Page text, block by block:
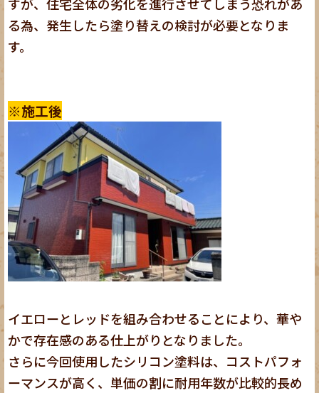
る為、発生したら塗り替えの検討が必要となりま
す。
※施工後
イエローとレッドを組み合わせることにより、華や
かで存在感のある仕上がりとなりました。
さらに今回使用したシリコン塗料は、コストパフォ
ーマンスが高く、単価の割に耐用年数が比較的長め